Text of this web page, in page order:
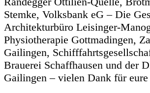
Stemke, Volksbank eG – Die
Architekturbüro Leisinger-
Physiotherapie Gottmadingen,
Gailingen,
Brauerei Schaffhausen und der
Gailingen – vielen Dank für